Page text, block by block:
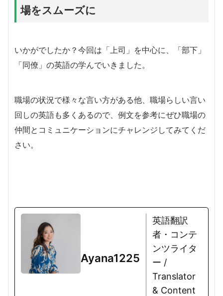
場をスムーズに
いかがでしたか？今回は「上司」を中心に、「部下」
「同僚」の英語の学んでいきました。
職場の状況で様々な言い方がある他、職場らしい言い
回しの英語も多くあるので、例文を参考にぜひ職場の
仲間とコミュニケーションにチャレンジしてみてくだ
さい。
Ayana1225
英語翻訳
者・コンテ
ンツライタ
ー /
Translator
& Content